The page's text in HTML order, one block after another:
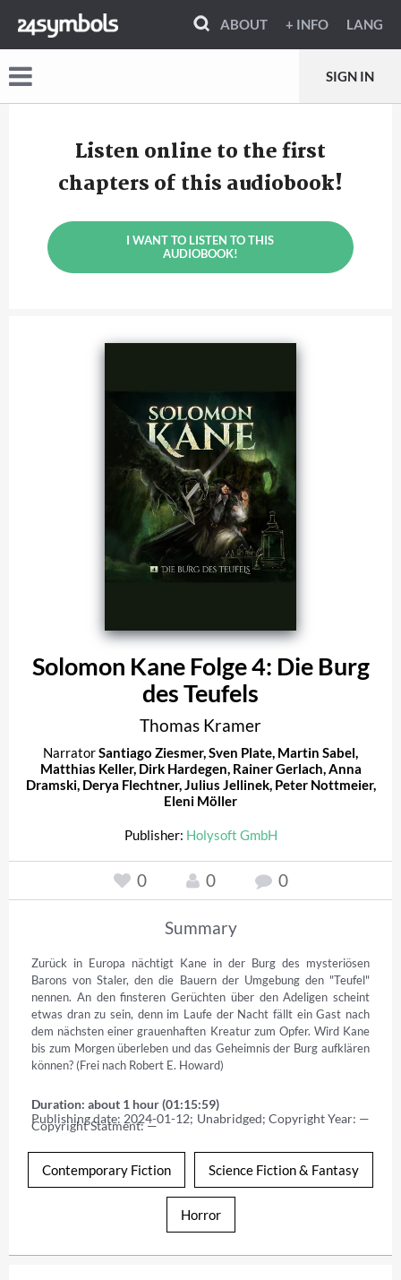
ABOUT + INFO LANG
SIGN IN
Listen online to the first
chapters of this audiobook!
I WANT TO LISTEN TO THIS
AUDIOBOOK!
Solomon Kane Folge 4: Die Burg
des Teufels
Thomas Kramer
NarratorSantiago Ziesmer,Sven Plate, Martin Sabel,
Matthias Keller, Dirk Hardegen, Rainer Gerlach,Anna
Dramski, Derya Flechtner,Julius Jellinek, Peter Nottmeier,
Eleni Möller
Publisher: Holysoft GmbH
0 0 0
Summary
Zurück in Europa nächtigt Kane in der Burg des mysteriösen
Barons von Staler, den die Bauern der Umgebung den "Teufel"
nennen. An den finsteren Gerüchten über den Adeligen scheint
etwas dran zu sein, denn im Laufe der Nacht fällt ein Gast nach
dem nächsten einer grauenhaften Kreatur zum Opfer. Wird Kane
bis zum Morgen überleben und das Geheimnis der Burg aufklären
können? (Frei nach Robert E. Howard)
Duration: about 1 hour (01:15:59)
Publishing date: 2024-01-12; Unabridged; Copyright Year: —
Copyright Statment: —
Contemporary Fiction Science Fiction & Fantasy
Horror